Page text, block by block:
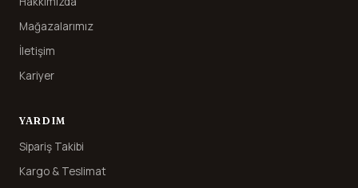
Mağazalarımız
İletişim
Kariyer
YARDIM
Sipariş Takibi
Kargo & Teslimat